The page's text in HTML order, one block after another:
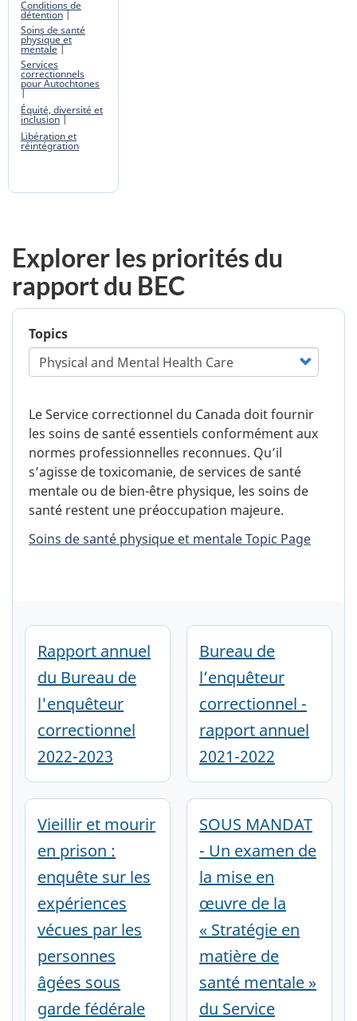
Conditions de
détention
Soins de santé
physique et
mentale
Services
correctionnels
pour Autochtones
Équité, diversité et
inclusion
Libération et
réintégration
Explorer les priorités du
rapport du BEC
Topics
Le Service correctionnel du Canada doit fournir
les soins de santé essentiels conformément aux
normes professionnelles reconnues. Qu’il
s’agisse de toxicomanie, de services de santé
mentale ou de bien-être physique, les soins de
santé restent une préoccupation majeure.
Soins de santé physique et mentale Topic Page
Rapport annuel
du Bureau de
l'enquêteur
correctionnel
2022-2023
Bureau de
l’enquêteur
correctionnel -
rapport annuel
2021-2022
Vieillir et mourir
en prison :
enquête sur les
expériences
vécues par les
personnes
âgées sous
garde fédérale
SOUS MANDAT
- Un examen de
la mise en
œuvre de la
« Stratégie en
matière de
santé mentale »
du Service